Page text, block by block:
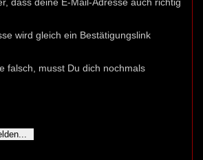
wird gleich ein Bestätigungslink
falsch, musst Du dich nochmals